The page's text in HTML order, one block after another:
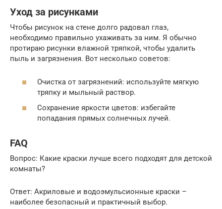
Уход за рисунками
Чтобы рисунок на стене долго радовал глаз,
необходимо правильно ухаживать за ним. Я обычно
протираю рисунки влажной тряпкой, чтобы удалить
пыль и загрязнения. Вот несколько советов:
Очистка от загрязнений: используйте мягкую
тряпку и мыльный раствор.
Сохранение яркости цветов: избегайте
попадания прямых солнечных лучей.
FAQ
Вопрос: Какие краски лучше всего подходят для детской
комнаты?
Ответ: Акриловые и водоэмульсионные краски –
наиболее безопасный и практичный выбор.